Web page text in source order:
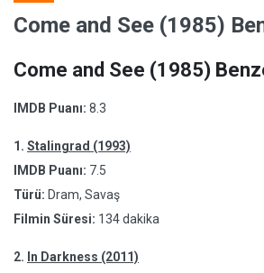
Come and See (1985)
Come and See (1985)
IMDB Puanı: 8.3
1. Stalingrad (1993)
IMDB Puanı: 7.5
Türü: Dram, Savaş
Filmin Süresi: 134 dakika
2. In Darkness (2011)